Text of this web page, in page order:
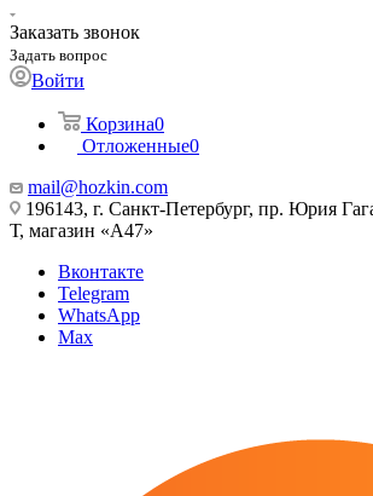
Заказать звонок
Задать вопрос
Войти
Корзина0
Отложенные0
mail@hozkin.com
196143, г. Санкт-Петербург, пр. Юрия
Т, магазин «А47»
Вконтакте
Telegram
WhatsApp
Max